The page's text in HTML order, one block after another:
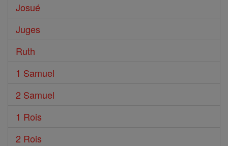
Josué
Juges
Ruth
1 Samuel
2 Samuel
1 Rois
2 Rois